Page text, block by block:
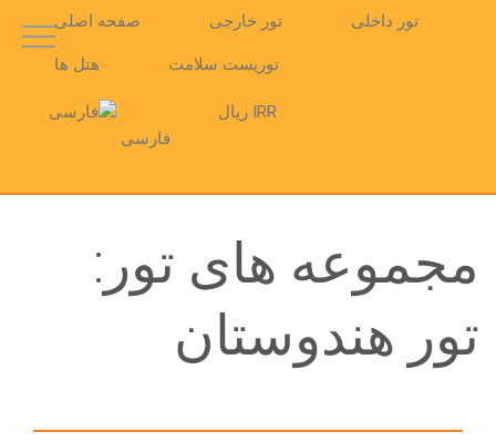
صفحه اصلی تور خارجی تور داخلی
هتل ها توریست سلامت
فارسی
IRR ریال
مجموعه های تور:
تور هندوستان